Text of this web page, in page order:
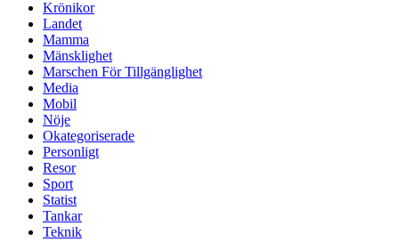
Krönikor
Landet
Mamma
Mänsklighet
Marschen För Tillgänglighet
Media
Mobil
Nöje
Okategoriserade
Personligt
Resor
Sport
Statist
Tankar
Teknik